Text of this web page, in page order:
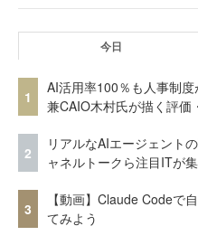
今日
1
AI活用率100％も人事制
兼CAIO木村氏が描く評価
2
リアルなAIエージェント
ャネルトークら注目ITが
3
【動画】Claude Codeで
てみよう